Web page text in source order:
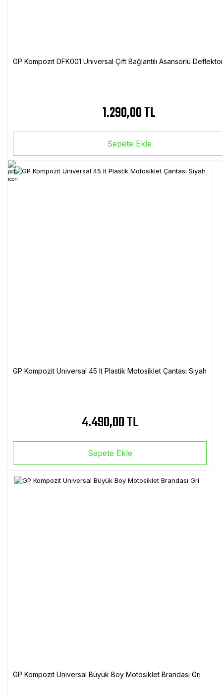
GP Kompozit DFK001 Universal Çift Bağlantılı Asansörlü
1.290,00 TL
Sepete Ekle
GP Kompozit Universal 45 lt Plastik Motosiklet Çantası Siyah
4.490,00 TL
Sepete Ekle
GP Kompozit Universal Büyük Boy Motosiklet Brandası Gri